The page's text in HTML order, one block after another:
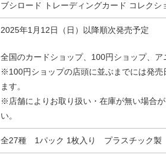
ブシロード トレーディングカード コレクシ
2025年1月12日（日）以降順次発売予定
全国のカードショップ、100円ショップ、
※100円ショップの店頭に並ぶまでには発
ます。
※店舗によりお取り扱い・在庫が無い場合
い。
全27種 1パック 1枚入り プラスチック製